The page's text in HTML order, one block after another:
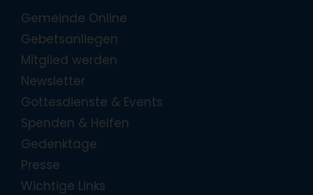
Gemeinde Online
Gebetsanliegen
Mitglied werden
Newsletter
Gottesdienste & Events
Spenden & Helfen
Gedenktage
Presse
Wichtige Links